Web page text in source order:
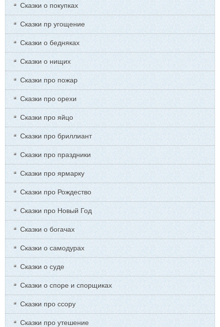
Сказки о покупках
Сказки пр угощение
Сказки о бедняках
Сказки о нищих
Сказки про пожар
Сказки про орехи
Сказки про яйцо
Сказки про бриллиант
Сказки про праздники
Сказки про ярмарку
Сказки про Рождество
Сказки про Новый Год
Сказки о богачах
Сказки о самодурах
Сказки о суде
Сказки о споре и спорщиках
Сказки про ссору
Сказки про утешение